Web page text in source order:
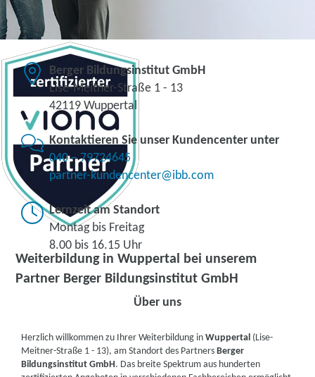
Weiterbildung in Wuppertal bei unserem
Partner Berger Bildungsinstitut GmbH
Berger Bildungsinstitut GmbH
Lise-Meitner-Straße 1 - 13
42119 Wuppertal
Kontaktieren Sie unser Kundencenter unter
040 – 79724645
partner-kundencenter@ibb.com
Lernzeit am Standort
Montag bis Freitag
8.00 bis 16.15 Uhr
Über uns
Herzlich willkommen zu Ihrer Weiterbildung inWuppertal (Lise-
Meitner-Straße 1 - 13), am Standort des PartnersBerger
Bildungsinstitut GmbH. Das breite Spektrum aus hunderten